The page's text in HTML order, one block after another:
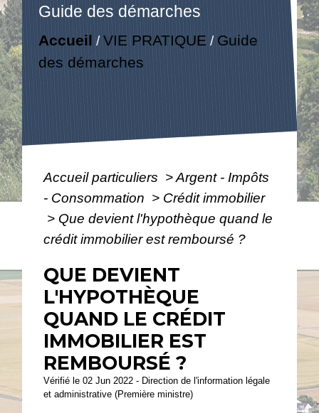
Guide des démarches
Accueil /VIE PRATIQUE / Guide
des démarches
Accueil particuliers >Argent - Impôts
- Consommation > Crédit immobilier
> Que devient l'hypothèque quand le
crédit immobilier est remboursé ?
QUE DEVIENT
L'HYPOTHÈQUE
QUAND LE CRÉDIT
IMMOBILIER EST
REMBOURSÉ ?
Vérifié le 02 Jun 2022 - Direction de l'information légale
et administrative (Première ministre)